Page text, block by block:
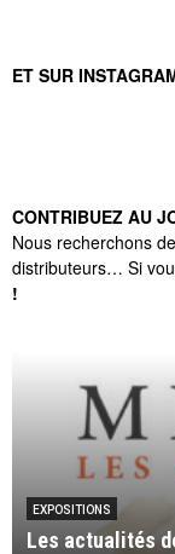
ET SUR
CONTRIBUEZ AU
Nous recherchons
distributeurs… Si
!
EXPOSITIONS
Les actualités